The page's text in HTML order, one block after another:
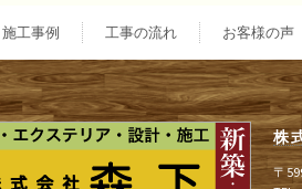
ナ
ビ
ゲ
施工事例 工事の流れ お客様の声
株
〒